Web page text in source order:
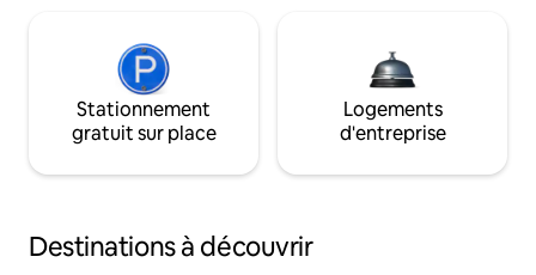
Stationnement
gratuit sur place
Logements
d'entreprise
Destinations à découvrir